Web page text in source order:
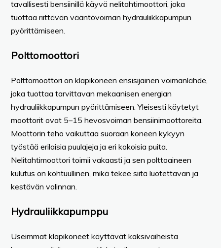
tavallisesti bensiinillä käyvä nelitahtimoottori, joka
tuottaa riittävän vääntövoiman hydrauliikkapumpun
pyörittämiseen.
Polttomoottori
Polttomoottori on klapikoneen ensisijainen voimanlähde,
joka tuottaa tarvittavan mekaanisen energian
hydrauliikkapumpun pyörittämiseen. Yleisesti käytetyt
moottorit ovat 5–15 hevosvoiman bensiinimoottoreita.
Moottorin teho vaikuttaa suoraan koneen kykyyn
työstää erilaisia puulajeja ja eri kokoisia puita.
Nelitahtimoottori toimii vakaasti ja sen polttoaineen
kulutus on kohtuullinen, mikä tekee siitä luotettavan ja
kestävän valinnan.
Hydrauliikkapumppu
Useimmat klapikoneet käyttävät kaksivaiheista